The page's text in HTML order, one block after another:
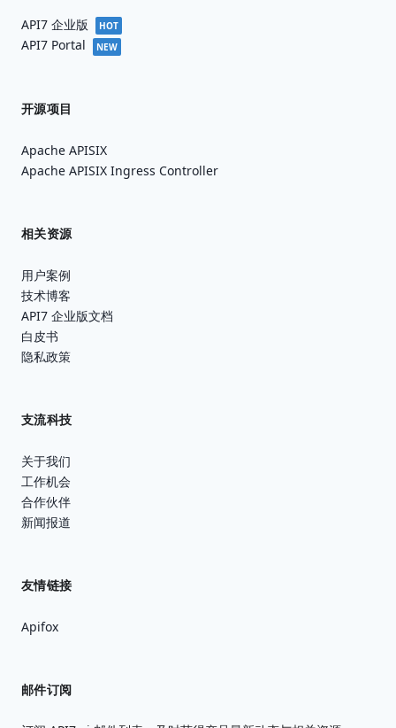
API7 企业版 HOT
API7 Portal NEW
开源项目
Apache APISIX
Apache APISIX Ingress Controller
相关资源
用户案例
技术博客
API7 企业版文档
白皮书
隐私政策
支流科技
关于我们
工作机会
合作伙伴
新闻报道
友情链接
Apifox
邮件订阅